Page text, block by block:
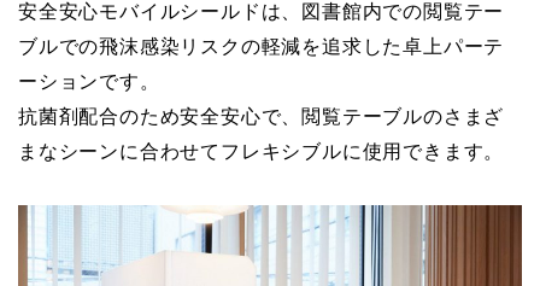
安全安心モバイルシールドは、図書館内での閲覧テー
ブルでの飛沫感染リスクの軽減を追求した卓上パーテ
ーションです。
抗菌剤配合のため安全安心で、閲覧テーブルのさまざ
まなシーンに合わせてフレキシブルに使用できます。